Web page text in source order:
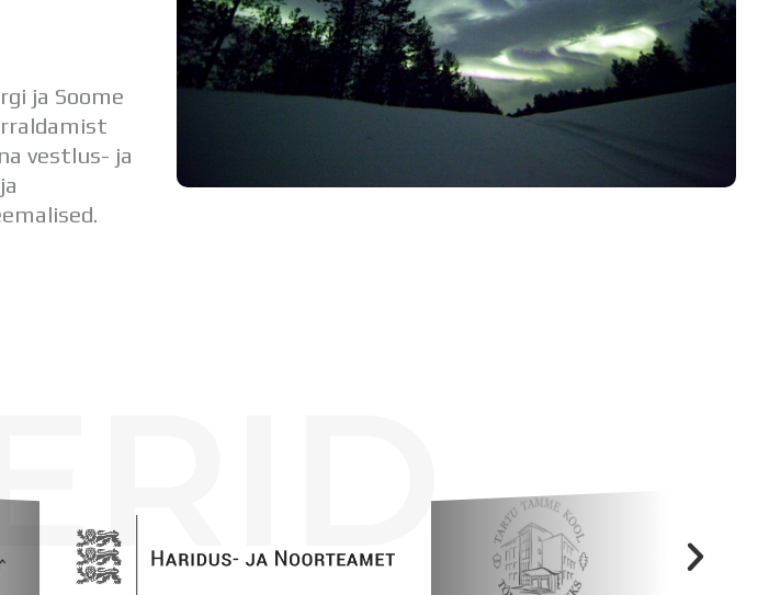
Virtuaaltuur
Õpilasesindus
Kontaktid
Tööpakkumised
ja Soome
vestlus- ja